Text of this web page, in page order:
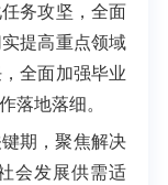
务攻坚，全面
提高重点领域
全面加强毕业
落地落细。
期，聚焦解决
会发展供需适